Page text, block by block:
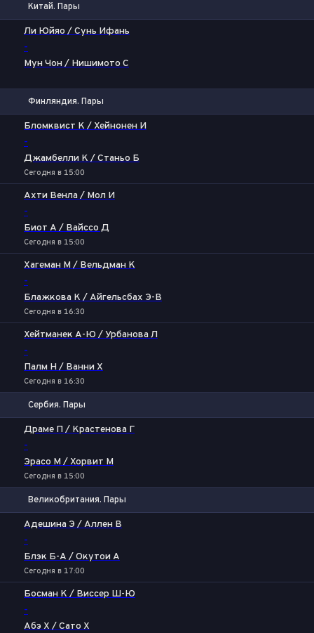
Китай. Пары
Ли Юйяо / Сунь Ифань
-
Мун Чон / Нишимото С
Финляндия. Пары
Бломквист К / Хейнонен И
-
Джамбелли К / Станьо Б
Сегодня в 15:00
Ахти Венла / Мол И
-
Биот А / Вайссо Д
Сегодня в 15:00
Хагеман М / Вельдман К
-
Блажкова К / Айгельсбах Э-В
Сегодня в 16:30
Хейтманек А-Ю / Урбанова Л
-
Палм Н / Ванни Х
Сегодня в 16:30
Сербия. Пары
Драме П / Крастенова Г
-
Эрасо М / Хорвит М
Сегодня в 15:00
Великобритания. Пары
Адешина Э / Аллен В
-
Блэк Б-А / Окутои А
Сегодня в 17:00
Босман К / Виссер Ш-Ю
-
Абэ Х / Сато Х